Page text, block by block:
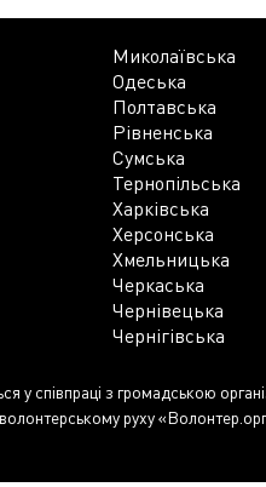
Миколаївська
Одеська
Полтавська
Рівненська
Сумська
Тернопільська
Харківська
Херсонська
Хмельницька
Черкаська
Чернівецька
Чернігівська
у співпраці з громадською
руху